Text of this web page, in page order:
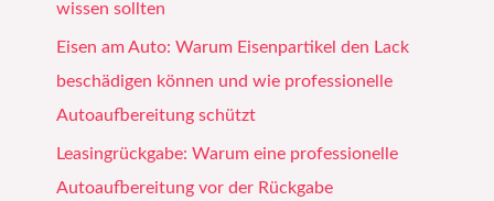
wissen sollten
Eisen am Auto: Warum Eisenpartikel den Lack
beschädigen können und wie professionelle
Autoaufbereitung schützt
Leasingrückgabe: Warum eine professionelle
Autoaufbereitung vor der Rückgabe